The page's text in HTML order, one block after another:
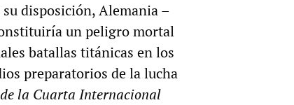
disposición, Alemania –
un peligro mortal
batallas titánicas en los
preparatorios de la lucha
la Cuarta Internacional